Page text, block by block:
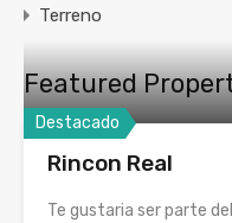
Terreno
Featured
Destacado
Rincon Real
Te gustaria ser parte